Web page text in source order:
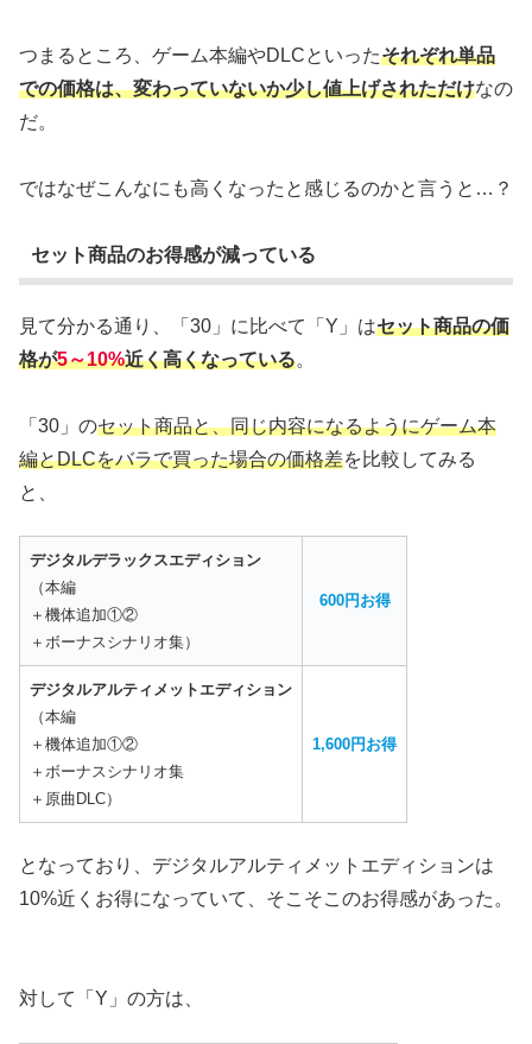
つまるところ、ゲーム本編やDLCといったそれぞれ単品
での価格は、変わっていないか少し値上げされただけなの
だ。
ではなぜこんなにも高くなったと感じるのかと言うと…？
セット商品のお得感が減っている
見て分かる通り、「30」に比べて「Y」はセット商品の価
格が5～10%近く高くなっている。
「30」のセット商品と、同じ内容になるようにゲーム本
編とDLCをバラで買った場合の価格差を比較してみる
と、
デジタルデラックスエディション
（本編
＋機体追加①②
＋ボーナスシナリオ集）
600円お得
デジタルアルティメットエディション
（本編
＋機体追加①②
＋ボーナスシナリオ集
＋原曲DLC）
1,600円お得
となっており、デジタルアルティメットエディションは
10%近くお得になっていて、そこそこのお得感があった。
対して「Y」の方は、